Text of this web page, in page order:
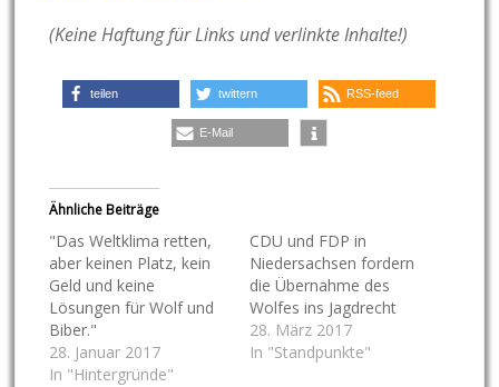
(Keine Haftung für Links und verlinkte Inhalte!)
teilen twittern RSS-feed
E-Mail
Ähnliche Beiträge
"Das Weltklima retten,
aber keinen Platz, kein
Geld und keine
Lösungen für Wolf und
Biber."
28. Januar 2017
In "Hintergründe"
CDU und FDP in
Niedersachsen fordern
die Übernahme des
Wolfes ins Jagdrecht
28. März 2017
In "Standpunkte"